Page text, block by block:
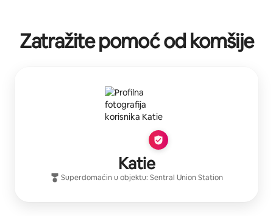
Zatražite pomoć od komšije
Katie
Superdomaćin u objektu: Sentral Union Station